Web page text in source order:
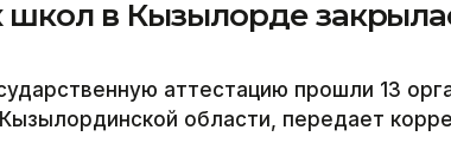
школ в Кызылорде
аттестацию прошли 13
области, передает